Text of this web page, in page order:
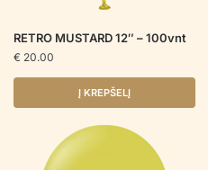
RETRO MUSTARD 12″ – 100vnt
€ 20.00
Į KREPŠELĮ